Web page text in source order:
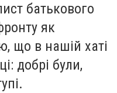
батькового
як
що в нашій хаті
добрі були,